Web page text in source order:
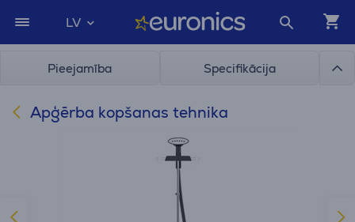
LV
Pieejamība Specifikācija
Apģērba kopšanas tehnika